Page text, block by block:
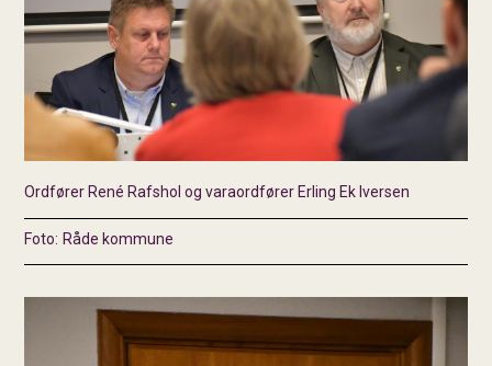
Ordfører René Rafshol og varaordfører Erling Ek Iversen
Råde kommune